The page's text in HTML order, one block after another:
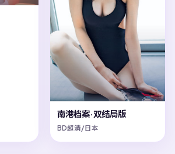
南港档案·双结局版
BD超清/日本